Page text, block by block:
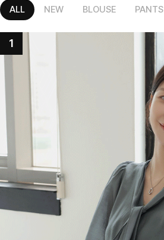
ALL NEW BLOUSE PANTS